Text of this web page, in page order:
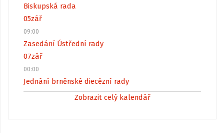
Biskupská rada
05zář
09:00
Zasedání Ústřední rady
07zář
00:00
Jednání brněnské diecézní rady
Zobrazit celý kalendář